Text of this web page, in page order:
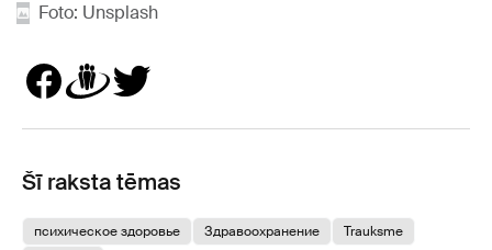
Foto: Unsplash
Šī raksta tēmas
психическое здоровье Здравоохранение
Trauksme